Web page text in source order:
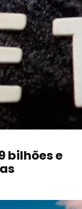
bilhões e